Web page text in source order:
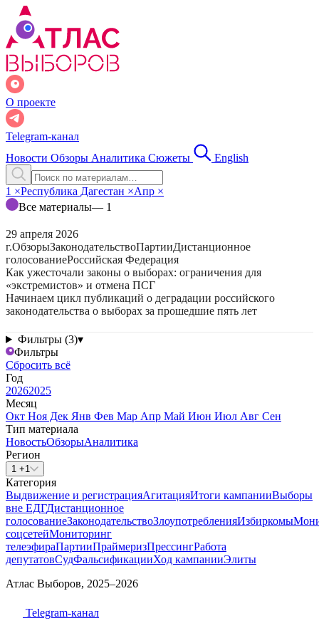
О проекте
Telegram-канал
Новости Обзоры Аналитика Сюжеты English
1 ×Республика Дагестан ×Апр ×
Все материалы— 1
29 апреля 2026
г.ОбзорыЗаконодательствоПартииДистанционное
голосованиеРоссийская Федерация
Как ужесточали законы о выборах: ограничения для
«экстремистов» и отмена ПСГ
Начинаем цикл публикаций о деградации российского
законодательства о выборах за прошедшие пять лет
Фильтры (3)▾
Фильтры
Сбросить всё
Год
20262025
Месяц
Окт Ноя Дек Янв Фев Мар Апр Май Июн Июл Авг Сен
Тип материала
НовостьОбзорыАналитика
Регион
1 +1
Категория
Выдвижение и регистрацияАгитацияИтоги кампанииВыборы
вне ЕДГДистанционное
голосованиеЗаконодательствоЗлоупотребленияИзбиркомы
соцсетейМониторинг
телеэфираПартииПраймеризПрессингРабота
депутатовСудФальсификацииХод кампанииЭлиты
Атлас Выборов, 2025–2026
Telegram-канал